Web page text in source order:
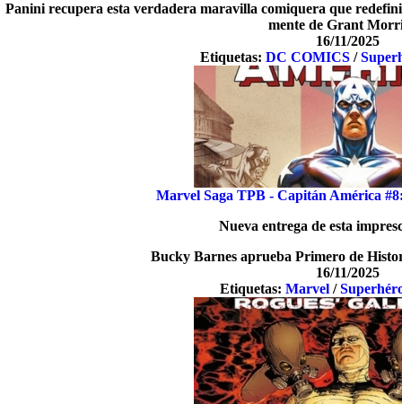
Panini recupera esta verdadera maravilla comiquera que
mente de Grant
16/11/2025
Etiquetas: DC COMICS /
Marvel Saga TPB - Capitán América
Nueva entrega de esta
Bucky Barnes aprueba Primero de
16/11/2025
Etiquetas:Marvel /